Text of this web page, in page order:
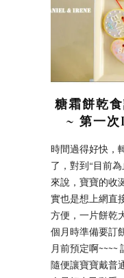
糖霜餅乾
~ 第一次
時間過得好快，
了，對到“目前
來說，寶寶的收
實也是想上網直
方便，一片餅乾
個月時準備要訂
月前預定啊
隨便讓寶寶戴普